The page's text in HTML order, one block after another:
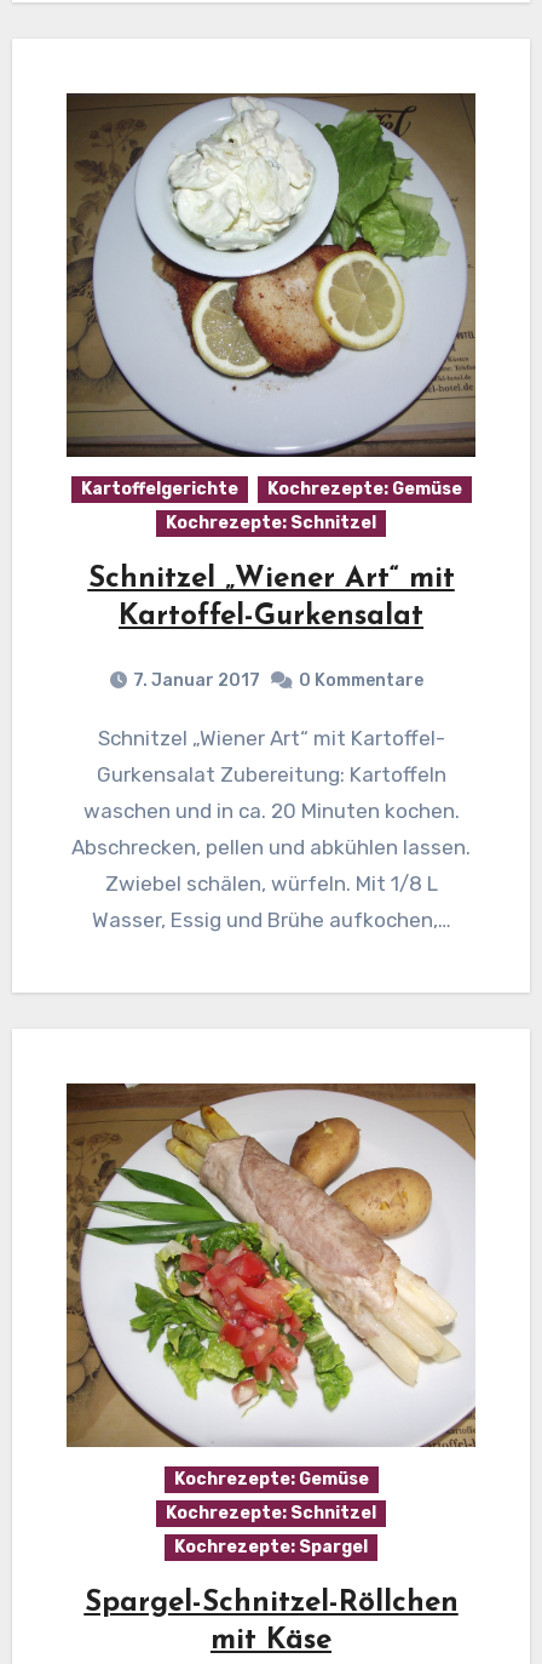
Kartoffelgerichte
Kochrezepte: Gemüse
Kochrezepte: Schnitzel
Schnitzel „Wiener Art“ mit
Kartoffel-Gurkensalat
7. Januar 2017 0 Kommentare
Schnitzel „Wiener Art“ mit Kartoffel-
Gurkensalat Zubereitung: Kartoffeln
waschen und in ca. 20 Minuten kochen.
Abschrecken, pellen und abkühlen lassen.
Zwiebel schälen, würfeln. Mit 1/8 L
Wasser, Essig und Brühe aufkochen,…
Kochrezepte: Gemüse
Kochrezepte: Schnitzel
Kochrezepte: Spargel
Spargel-Schnitzel-Röllchen
mit Käse